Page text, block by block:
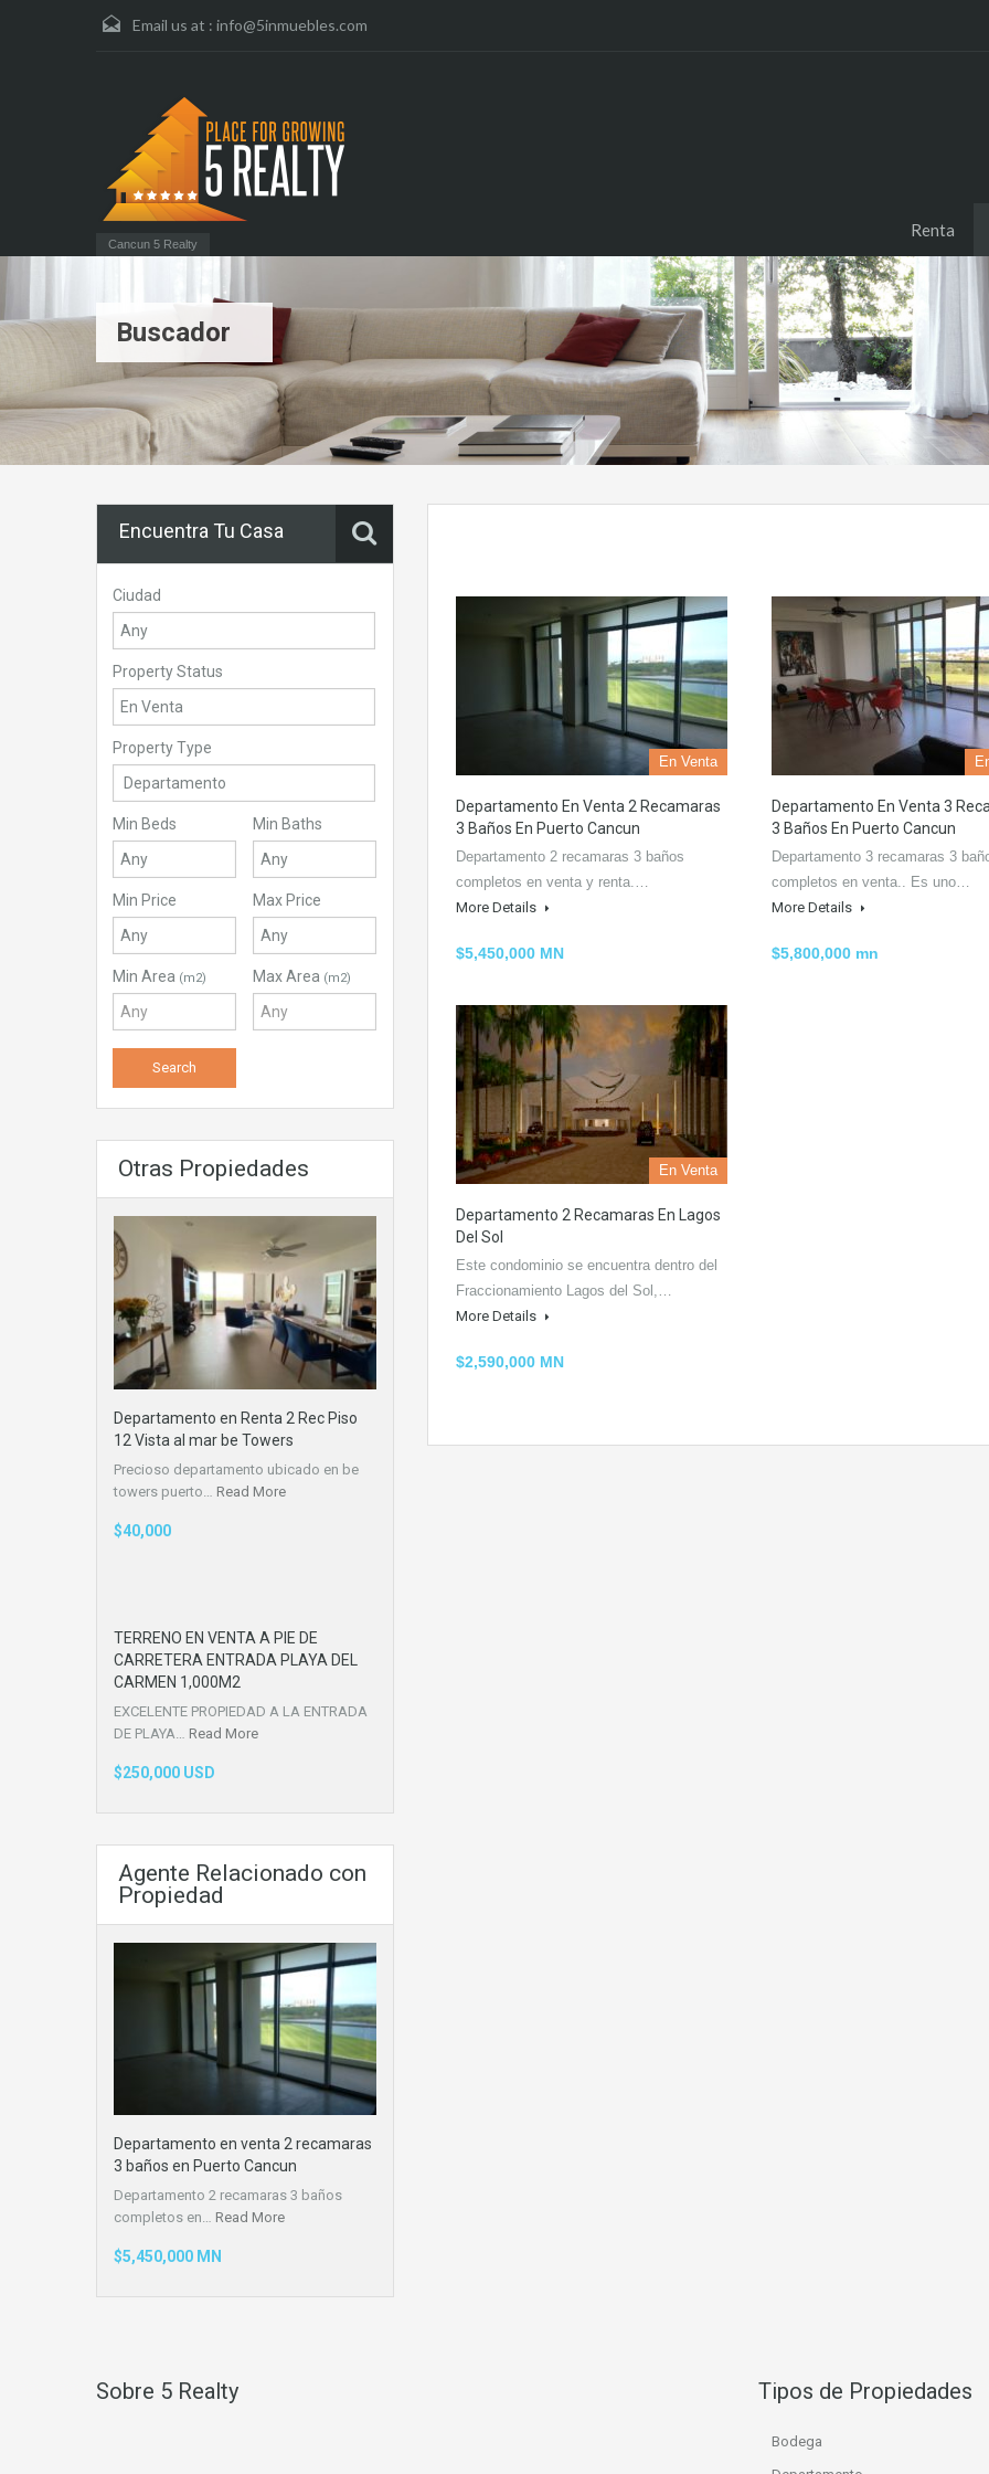
Email us at : info@5inmuebles.com
Cancun 5 Realty
Renta
Buscador
Encuentra Tu Casa
Ciudad
Property Status
Property Type
Min Beds Min Baths
Min Price Max Price
Min Area (m2) Max Area (m2)
Otras Propiedades
Departamento en Renta 2 Rec Piso
12 Vista al mar be Towers
Precioso departamento ubicado en be
towers puerto… Read More
$40,000
TERRENO EN VENTA A PIE DE
CARRETERA ENTRADA PLAYA DEL
CARMEN 1,000M2
EXCELENTE PROPIEDAD A LA ENTRADA
DE PLAYA… Read More
$250,000 USD
Agente Relacionado con
Propiedad
Departamento en venta 2 recamaras
3 baños en Puerto Cancun
Departamento 2 recamaras 3 baños
completos en… Read More
$5,450,000 MN
En Venta
Departamento En Venta 2 Recamaras
3 Baños En Puerto Cancun
Departamento 2 recamaras 3 baños
completos en venta y renta.…
More Details
$5,450,000 MN
Departamento En Venta 3
3 Baños En Puerto Cancun
Departamento 3 recamaras 3
completos en venta.. Es uno…
More Details
$5,800,000 mn
En Venta
Departamento 2 Recamaras En Lagos
Del Sol
Este condominio se encuentra dentro del
Fraccionamiento Lagos del Sol,…
More Details
$2,590,000 MN
Sobre 5 Realty Tipos de Propiedades
Bodega